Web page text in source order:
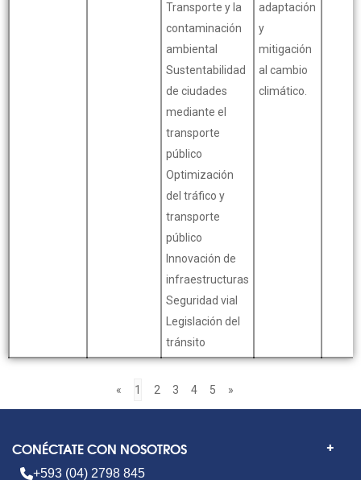
Transporte y la
contaminación
ambiental
Sustentabilidad
de ciudades
mediante el
transporte
público
Optimización
del tráfico y
transporte
público
Innovación de
infraestructuras
Seguridad vial
Legislación del
tránsito
adaptación
y
mitigación
al cambio
climático.
« 1 2 3 4 5 »
CONÉCTATE CON NOSOTROS
+593 (04) 2798 845